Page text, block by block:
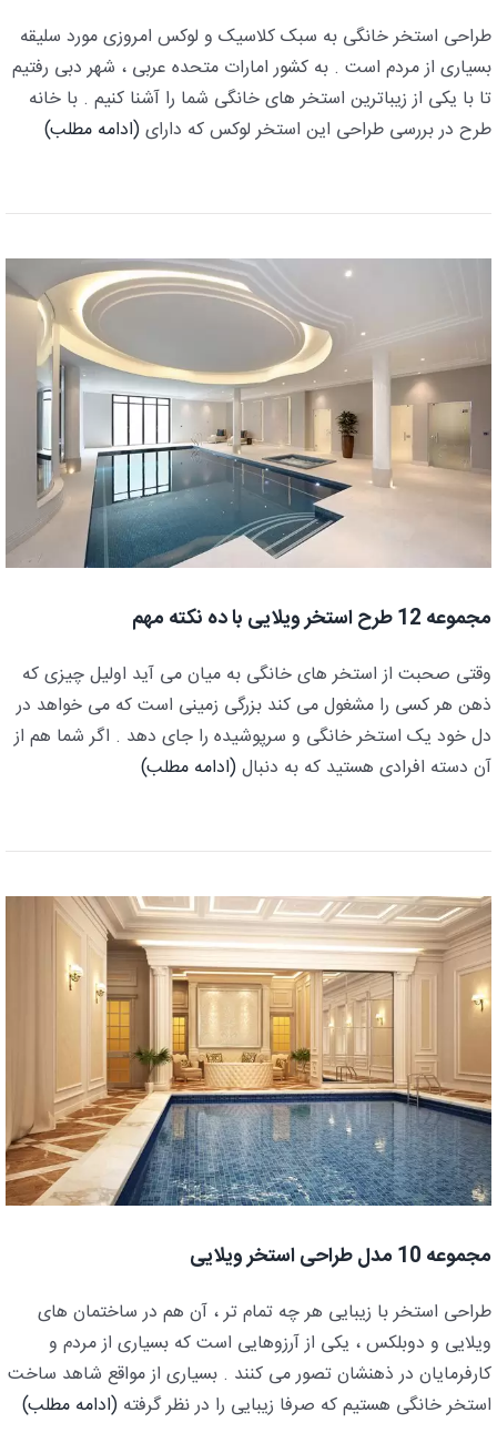
طراحی استخر خانگی به سبک کلاسیک و لوکس امروزی مورد سلیقه
بسیاری از مردم است . به کشور امارات متحده عربی ، شهر دبی رفتیم
تا با یکی از زیباترین استخر های خانگی شما را آشنا کنیم . با خانه
طرح در بررسی طراحی این استخر لوکس که دارای(ادامه مطلب)
مجموعه 12 طرح استخر ویلایی با ده نکته مهم
وقتی صحبت از استخر های خانگی به میان می آید اولیل چیزی که
ذهن هر کسی را مشغول می کند بزرگی زمینی است که می خواهد در
دل خود یک استخر خانگی و سرپوشیده را جای دهد . اگر شما هم از
آن دسته افرادی هستید که به دنبال(ادامه مطلب)
مجموعه 10 مدل طراحی استخر ویلایی
طراحی استخر با زیبایی هر چه تمام تر ، آن هم در ساختمان های
ویلایی و دوبلکس ، یکی از آرزوهایی است که بسیاری از مردم و
کارفرمایان در ذهنشان تصور می کنند . بسیاری از مواقع شاهد ساخت
استخر خانگی هستیم که صرفا زیبایی را در نظر گرفته (ادامه مطلب)